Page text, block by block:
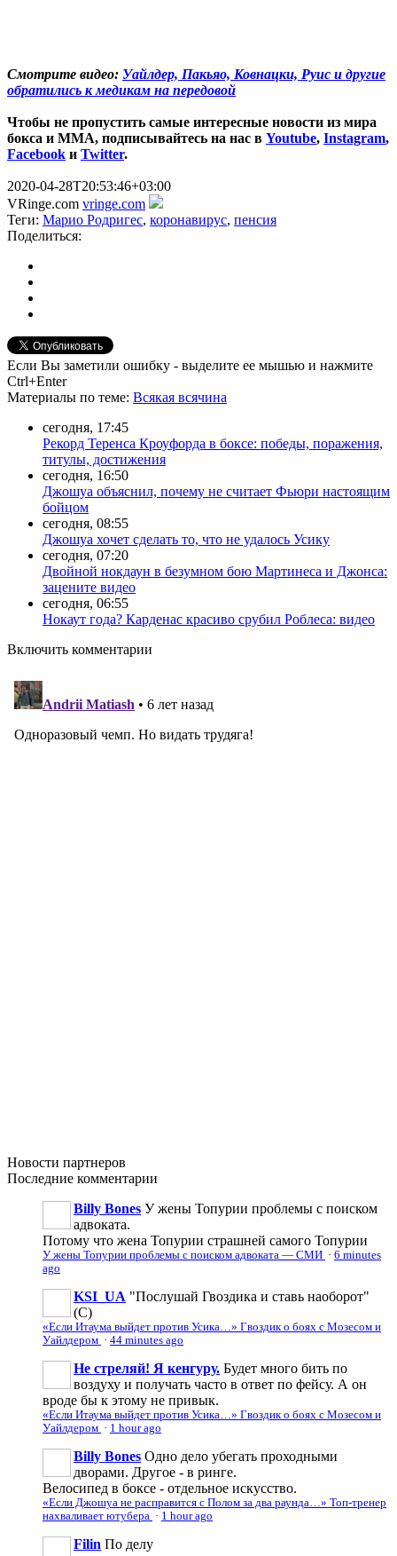
Смотрите видео: Уайлдер, Пакьяо, Ковнацки, Руис и другие
обратились к медикам на передовой
Чтобы не пропустить самые интересные новости из мира
бокса и ММА, подписывайтесь на нас в Youtube, Instagram,
Facebook и Twitter.
2020-04-28T20:53:46+03:00
VRinge.com vringe.com
Теги: Марио Родригес, коронавирус, пенсия
Поделиться:
Если Вы заметили ошибку - выделите ее мышью и нажмите
Ctrl+Enter
Материалы по теме: Всякая всячина
сегодня, 17:45
Рекорд Теренса Кроуфорда в боксе: победы, поражения,
титулы, достижения
сегодня, 16:50
Джошуа объяснил, почему не считает Фьюри настоящим
бойцом
сегодня, 08:55
Джошуа хочет сделать то, что не удалось Усику
сегодня, 07:20
Двойной нокдаун в безумном бою Мартинеса и Джонса:
зацените видео
сегодня, 06:55
Нокаут года? Карденас красиво срубил Роблеса: видео
Включить комментарии
Новости партнеров
Последние комментарии
Billy Bones У жены Топурии проблемы с поиском
адвоката.
Потому что жена Топурии страшней самого Топурии
У жены Топурии проблемы с поиском адвоката — СМИ · 6 minutes
ago
KSI_UA "Послушай Гвоздика и ставь наоборот"
(С)
«Если Итаума выйдет против Усика…» Гвоздик о боях с Мозесом и
Уайлдером · 44 minutes ago
Не стреляй! Я кенгуру. Будет много бить по
воздуху и получать часто в ответ по фейсу. А он
вроде бы к этому не привык.
«Если Итаума выйдет против Усика…» Гвоздик о боях с Мозесом и
Уайлдером · 1 hour ago
Billy Bones Одно дело убегать проходными
дворами. Другое - в ринге.
Велосипед в боксе - отдельное искусство.
«Если Джошуа не расправится с Полом за два раунда…» Топ-тренер
нахваливает ютубера · 1 hour ago
Filin По делу